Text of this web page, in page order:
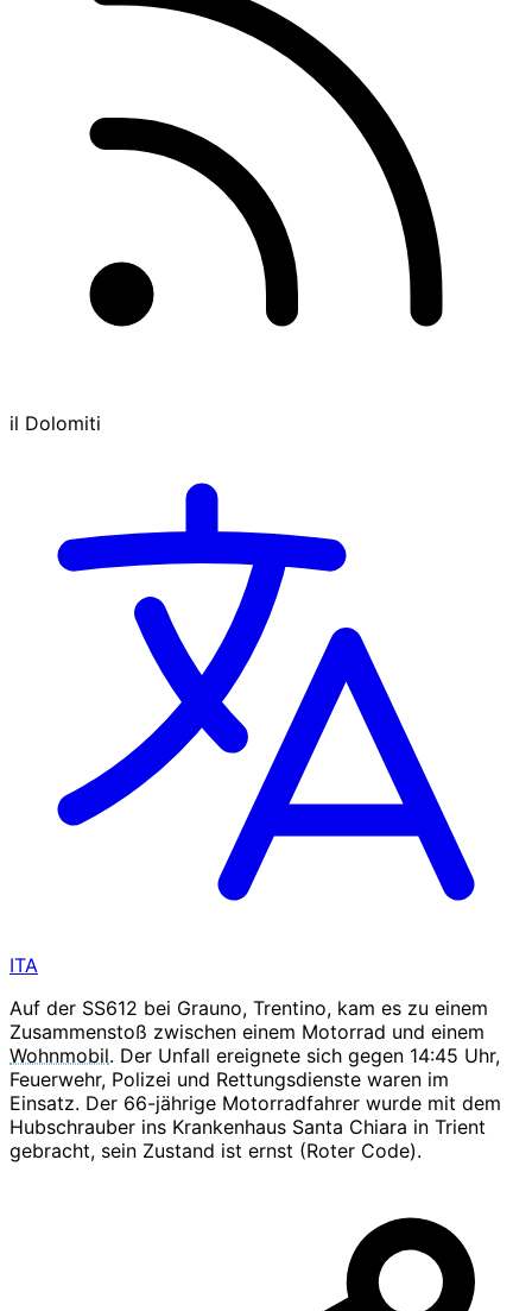
il Dolomiti
ITA
Auf der SS612 bei Grauno, Trentino, kam es zu einem
Zusammenstoß zwischen einem Motorrad und einem
Wohnmobil. Der Unfall ereignete sich gegen 14:45 Uhr,
Feuerwehr, Polizei und Rettungsdienste waren im
Einsatz. Der 66-jährige Motorradfahrer wurde mit dem
Hubschrauber ins Krankenhaus Santa Chiara in Trient
gebracht, sein Zustand ist ernst (Roter Code).